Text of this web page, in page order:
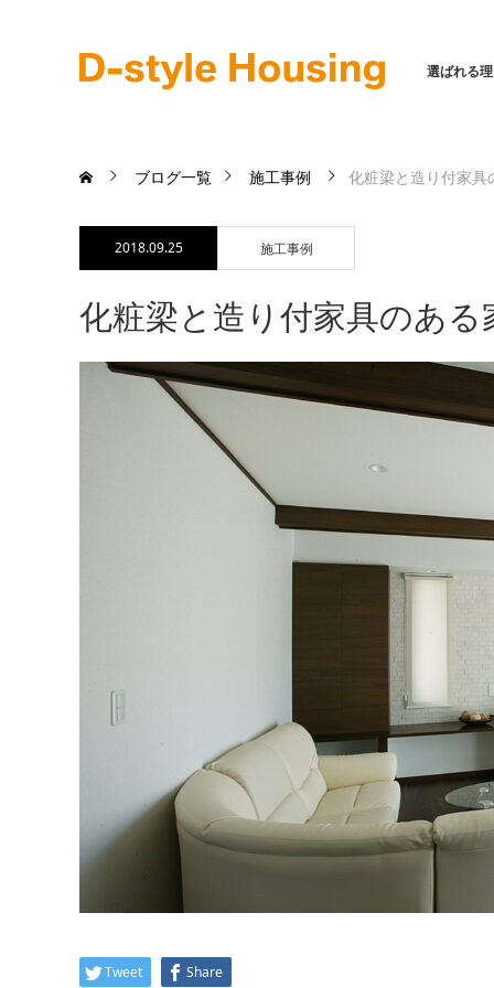
選ばれる
ブログ一覧 施工事例 化粧梁と造り付家具
2018.09.25 施工事例
化粧梁と造り付家具のある
Tweet Share